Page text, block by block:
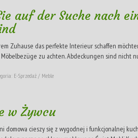
auf der Suche nach
Zuhause das perfekte Interieur schaffen
zu achten. Abdeckungen sind nicht
E-Sprzedaż / Meble
w Żywcu
domowa cieszy się z wygodnej i funkcjonalnej